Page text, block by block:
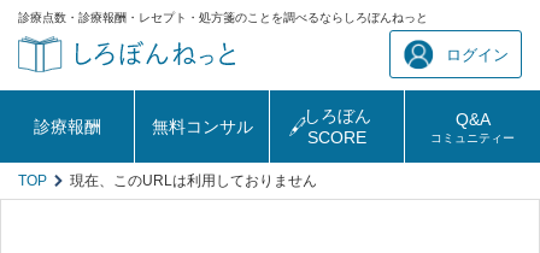
診療点数・診療報酬・レセプト・処方箋のことを調べるならしろぼんねっと
ログイン
診療報酬 無料コンサル
しろぼん
SCORE
Q&A
コミュニティー
TOP 現在、このURLは利用しておりません